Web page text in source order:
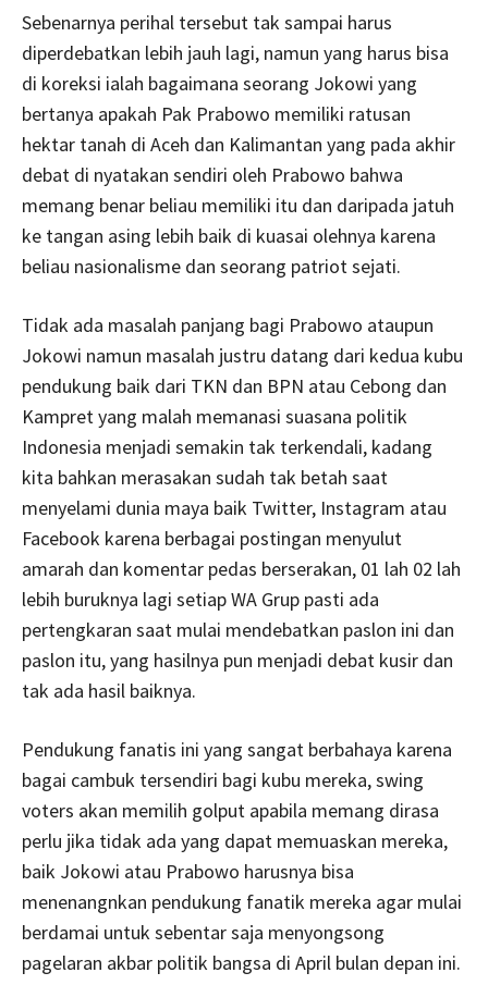
Sebenarnya perihal tersebut tak sampai harus
diperdebatkan lebih jauh lagi, namun yang harus bisa
di koreksi ialah bagaimana seorang Jokowi yang
bertanya apakah Pak Prabowo memiliki ratusan
hektar tanah di Aceh dan Kalimantan yang pada akhir
debat di nyatakan sendiri oleh Prabowo bahwa
memang benar beliau memiliki itu dan daripada jatuh
ke tangan asing lebih baik di kuasai olehnya karena
beliau nasionalisme dan seorang patriot sejati.
Tidak ada masalah panjang bagi Prabowo ataupun
Jokowi namun masalah justru datang dari kedua kubu
pendukung baik dari TKN dan BPN atau Cebong dan
Kampret yang malah memanasi suasana politik
Indonesia menjadi semakin tak terkendali, kadang
kita bahkan merasakan sudah tak betah saat
menyelami dunia maya baik Twitter, Instagram atau
Facebook karena berbagai postingan menyulut
amarah dan komentar pedas berserakan, 01 lah 02 lah
lebih buruknya lagi setiap WA Grup pasti ada
pertengkaran saat mulai mendebatkan paslon ini dan
paslon itu, yang hasilnya pun menjadi debat kusir dan
tak ada hasil baiknya.
Pendukung fanatis ini yang sangat berbahaya karena
bagai cambuk tersendiri bagi kubu mereka, swing
voters akan memilih golput apabila memang dirasa
perlu jika tidak ada yang dapat memuaskan mereka,
baik Jokowi atau Prabowo harusnya bisa
menenangnkan pendukung fanatik mereka agar mulai
berdamai untuk sebentar saja menyongsong
pagelaran akbar politik bangsa di April bulan depan ini.